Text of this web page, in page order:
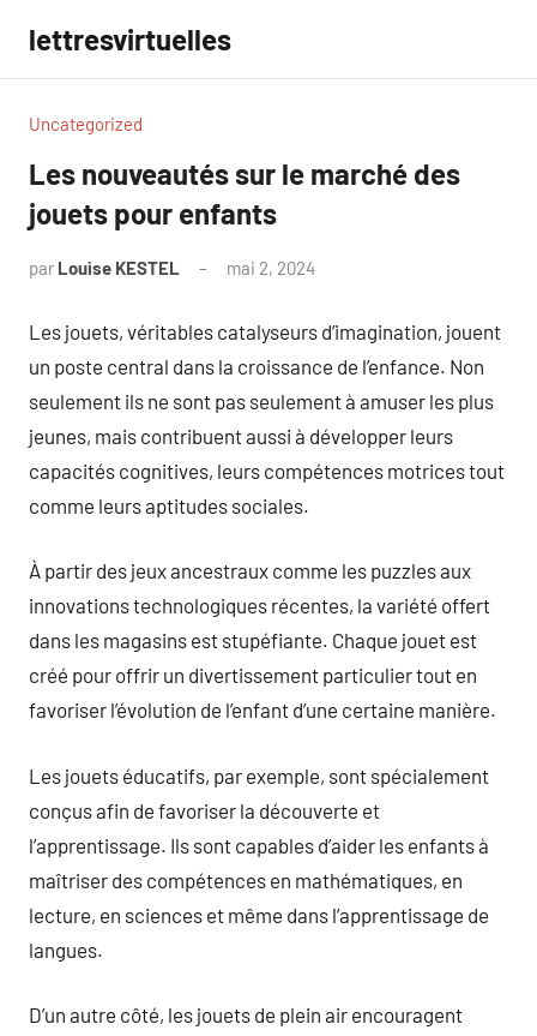
contenu
lettresvirtuelles
Uncategorized
Les nouveautés sur le marché des
jouets pour enfants
par Louise KESTEL mai 2, 2024
Les jouets, véritables catalyseurs d’imagination, jouent
un poste central dans la croissance de l’enfance. Non
seulement ils ne sont pas seulement à amuser les plus
jeunes, mais contribuent aussi à développer leurs
capacités cognitives, leurs compétences motrices tout
comme leurs aptitudes sociales.
À partir des jeux ancestraux comme les puzzles aux
innovations technologiques récentes, la variété offert
dans les magasins est stupéfiante. Chaque jouet est
créé pour offrir un divertissement particulier tout en
favoriser l’évolution de l’enfant d’une certaine manière.
Les jouets éducatifs, par exemple, sont spécialement
conçus afin de favoriser la découverte et
l’apprentissage. Ils sont capables d’aider les enfants à
maîtriser des compétences en mathématiques, en
lecture, en sciences et même dans l’apprentissage de
langues.
D’un autre côté, les jouets de plein air encouragent